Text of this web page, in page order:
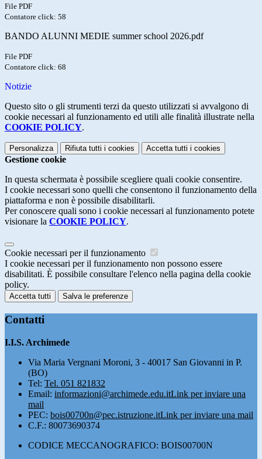
File PDF
Contatore click: 58
BANDO ALUNNI MEDIE summer school 2026.pdf
File PDF
Contatore click: 68
Notizie
Questo sito o gli strumenti terzi da questo utilizzati si avvalgono di
cookie necessari al funzionamento ed utili alle finalità illustrate nella
COOKIE POLICY.
Personalizza Rifiuta tutti i cookies Accetta tutti i cookies
Gestione cookie
In questa schermata è possibile scegliere quali cookie consentire.
I cookie necessari sono quelli che consentono il funzionamento della
piattaforma e non è possibile disabilitarli.
Per conoscere quali sono i cookie necessari al funzionamento potete
visionare la COOKIE POLICY.
Cookie necessari per il funzionamento
I cookie necessari per il funzionamento non possono essere
disabilitati. È possibile consultare l'elenco nella pagina della cookie
policy.
Accetta tutti Salva le preferenze
Contatti
I.I.S. Archimede
Via Maria Vergnani Moroni, 3 - 40017 San Giovanni in P.
(BO)
Tel: Tel. 051 821832
Email: informazioni@archimede.edu.itLink per inviare una
mail
PEC: bois00700n@pec.istruzione.itLink per inviare una mail
C.F.: 80073690374
CODICE MECCANOGRAFICO: BOIS00700N